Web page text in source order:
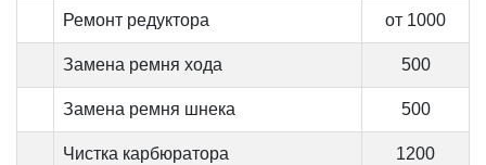
Ремонт редуктора от 1000
Замена ремня хода 500
Замена ремня шнека 500
Чистка карбюратора 1200